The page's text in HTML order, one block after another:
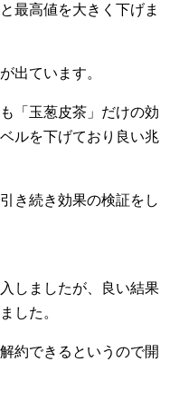
最高値を大きく下げま
出ています。
「玉葱皮茶」だけの効
ルを下げており良い兆
き続き効果の検証をし
しましたが、良い結果
した。
約できるというので開